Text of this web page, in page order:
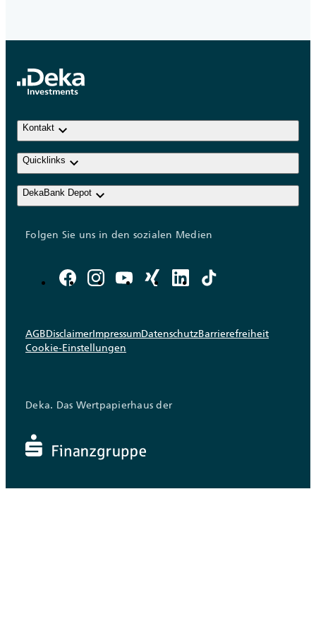
Kontakt keyboard_arrow_down
Quicklinks keyboard_arrow_down
DekaBank Depot keyboard_arrow_down
Folgen Sie uns in den sozialen Medien
AGBDisclaimerImpressumDatenschutzBarrierefreiheit
Cookie-Einstellungen
Deka. Das Wertpapierhaus der